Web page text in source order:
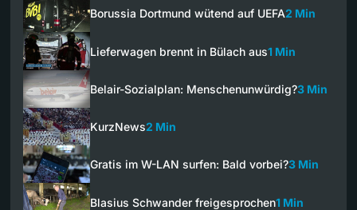
Borussia Dortmund wütend auf UEFA2 Min
Lieferwagen brennt in Bülach aus1 Min
Belair-Sozialplan: Menschenunwürdig?3 Min
KurzNews2 Min
Gratis im W-LAN surfen: Bald vorbei?3 Min
Blasius Schwander freigesprochen1 Min